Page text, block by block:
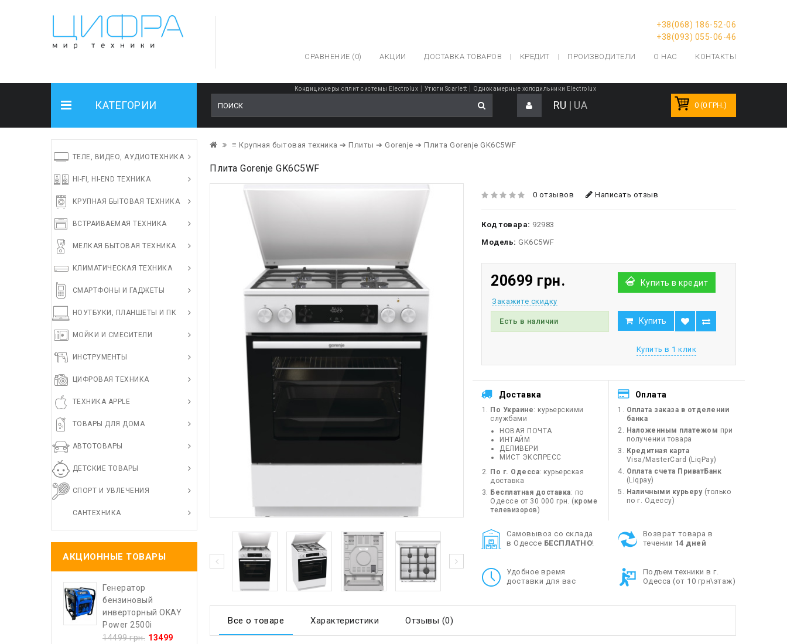
+38(068) 186-52-06
+38(093) 055-06-46
СРАВНЕНИЕ (0) АКЦИИ ДОСТАВКА ТОВАРОВ КРЕДИТ ПРОИЗВОДИТЕЛИ О НАС КОНТАКТЫ
КАТЕГОРИИ
Кондиционеры сплит системы Electrolux Утюги Scarlett Однокамерные холодильники Electrolux
RU | UA 0 (0 ГРН.)
ТЕЛЕ, ВИДЕО, АУДИОТЕХНИКА
HI-FI, HI-END ТЕХНИКА
КРУПНАЯ БЫТОВАЯ ТЕХНИКА
ВСТРАИВАЕМАЯ ТЕХНИКА
МЕЛКАЯ БЫТОВАЯ ТЕХНИКА
КЛИМАТИЧЕСКАЯ ТЕХНИКА
СМАРТФОНЫ И ГАДЖЕТЫ
НОУТБУКИ, ПЛАНШЕТЫ И ПК
МОЙКИ И СМЕСИТЕЛИ
ИНСТРУМЕНТЫ
ЦИФРОВАЯ ТЕХНИКА
ТЕХНИКА APPLE
ТОВАРЫ ДЛЯ ДОМА
АВТОТОВАРЫ
ДЕТСКИЕ ТОВАРЫ
СПОРТ И УВЛЕЧЕНИЯ
САНТЕХНИКА
АКЦИОННЫЕ ТОВАРЫ
Генератор
бензиновый
инверторный OKAY
Power 2500i
14499 грн. 13499
≡ Крупная бытовая техника ➔ Плиты ➔ Gorenje ➔ Плита Gorenje GK6C5WF
Плита Gorenje GK6C5WF
0 отзывов Написать отзыв
Код товара: 92983
Модель: GK6C5WF
20699 грн.
Закажите скидку
Купить в кредит
Есть в наличии Купить
Купить в 1 клик
Доставка
По Украине: курьерскими
службами
НОВАЯ ПОЧТА
ИНТАЙМ
ДЕЛИВЕРИ
МИСТ ЭКСПРЕСС
По г. Одесса: курьерская
доставка
Бесплатная доставка: по
Одессе от 30 000 грн. (кроме
телевизоров)
Оплата
Оплата заказа в отделении
банка
Наложенным платежом при
получении товара
Кредитная карта
Visa/MasterCard (LiqPay)
Оплата счета ПриватБанк
(Liqpay)
Наличными курьеру(только
по г. Одессу)
Cамовывоз со склада
в Одессе БЕСПЛАТНО!
Возврат товара в
течении 14 дней
Удобное время
доставки для вас
Подъем техники в г.
Одесса (от 10 грн\этаж)
Все о товаре Характеристики Отзывы (0)